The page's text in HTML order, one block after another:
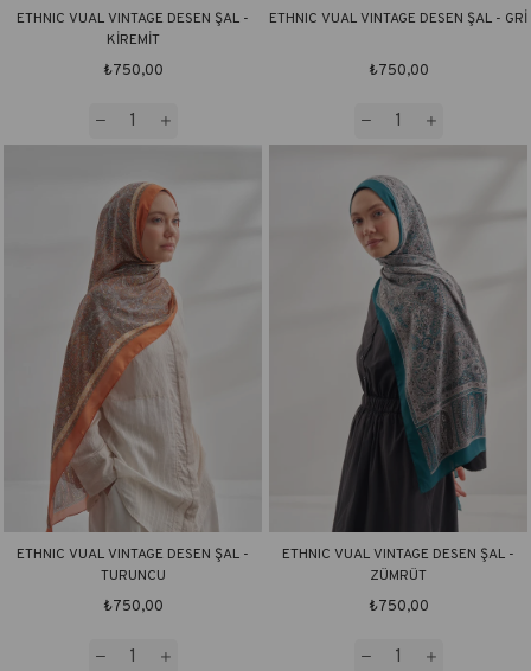
ETHNIC VUAL VINTAGE DESEN ŞAL -
KİREMİT
₺750,00
ETHNIC VUAL VINTAGE DESEN ŞAL - GRİ
₺750,00
ETHNIC VUAL VINTAGE DESEN ŞAL -
TURUNCU
₺750,00
ETHNIC VUAL VINTAGE DESEN ŞAL -
ZÜMRÜT
₺750,00